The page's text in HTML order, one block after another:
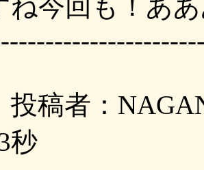
ね今回も！あ
稿者：
秒